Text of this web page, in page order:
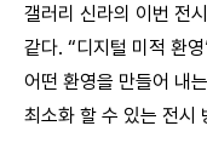
갤러리 신라의 이번 전
같다. “디지털 미적 환
어떤 환영을 만들어 내
최소화 할 수 있는 전시